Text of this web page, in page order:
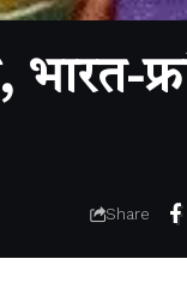
भारत-
Share